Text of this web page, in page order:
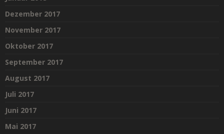
Dezember 2017
November 2017
Oktober 2017
September 2017
August 2017
Juli 2017
Juni 2017
Mai 2017